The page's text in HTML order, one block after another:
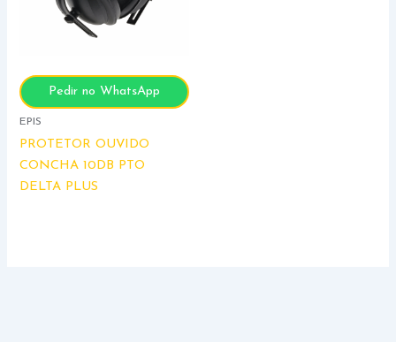
Pedir no WhatsApp
EPIS
PROTETOR OUVIDO
CONCHA 10DB PTO
DELTA PLUS